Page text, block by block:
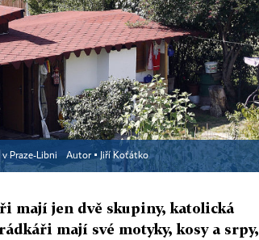
Praze-Libni Autor ▪Jiří Koťátko
mají jen dvě skupiny, katolická
mají své motyky, kosy a srpy,